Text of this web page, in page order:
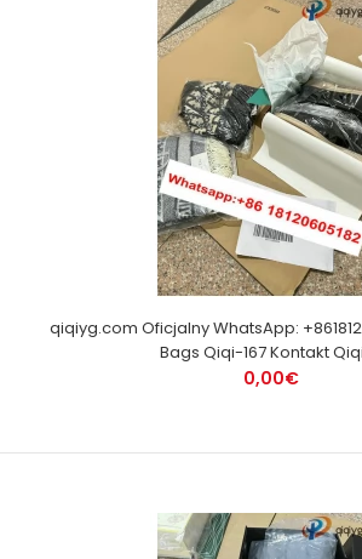
qiqiyg.com Oficjalny WhatsApp:
Bags Qiqi-167 Kontakt
0,00€